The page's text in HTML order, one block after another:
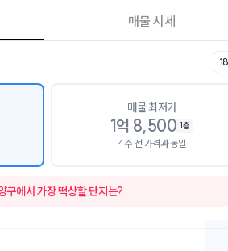
매물 시세
매물 최저가
1억 8,500 1층
4주 전 가격과 동일
구에서 가장 떡상할 단지는?